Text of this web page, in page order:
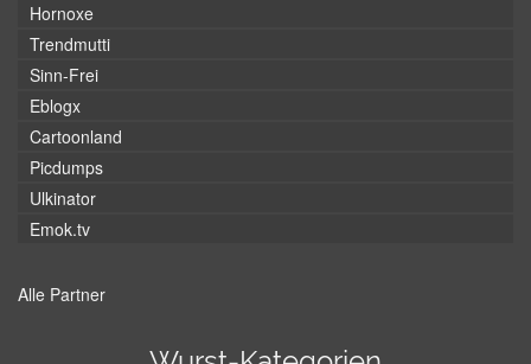
Hornoxe
Trendmutti
Sinn-Frei
Eblogx
Cartoonland
Picdumps
Ulkinator
Emok.tv
Alle Partner